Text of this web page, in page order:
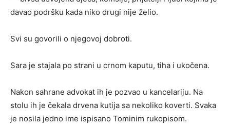
davao podršku kada niko drugi nije želio.
Svi su govorili o njegovoj dobroti.
Sara je stajala po strani u crnom kaputu, tiha i ukočena.
Nakon sahrane advokat ih je pozvao u kancelariju. Na
stolu ih je čekala drvena kutija sa nekoliko koverti. Svaka
je nosila jedno ime ispisano Tominim rukopisom.